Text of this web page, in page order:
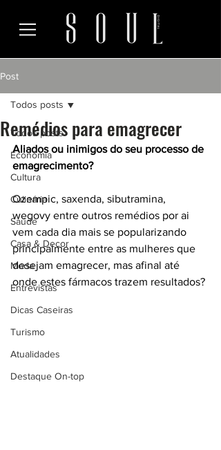
Post
Todos posts
Economia
Cultura
Culinária
Saúde
Casa & Decor
Moda
Entrevistas
Dicas Caseiras
Turismo
Atualidades
Destaque On-top
Todos posts
Remédios para emagrecer
Aliados ou inimigos do seu processo de
emagrecimento?
Ozempic, saxenda, sibutramina,
wegovy entre outros remédios por ai
vem cada dia mais se popularizando
principalmente entre as mulheres que
desejam emagrecer, mas afinal até
onde estes fármacos trazem resultados?